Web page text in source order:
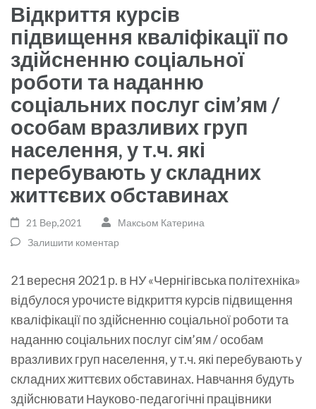
Відкриття курсів
підвищення кваліфікації по
здійсненню соціальної
роботи та наданню
соціальних послуг сім’ям /
особам вразливих груп
населення, у т.ч. які
перебувають у складних
життєвих обставинах
21 Вер,2021
Максьом Катерина
Залишити коментар
21 вересня 2021 р. в НУ «Чернігівська політехніка»
відбулося урочисте відкриття курсів підвищення
кваліфікації по здійсненню соціальної роботи та
наданню соціальних послуг сім’ям / особам
вразливих груп населення, у т.ч. які перебувають у
складних життєвих обставинах. Навчання будуть
здійснювати Науково-педагогічні працівники